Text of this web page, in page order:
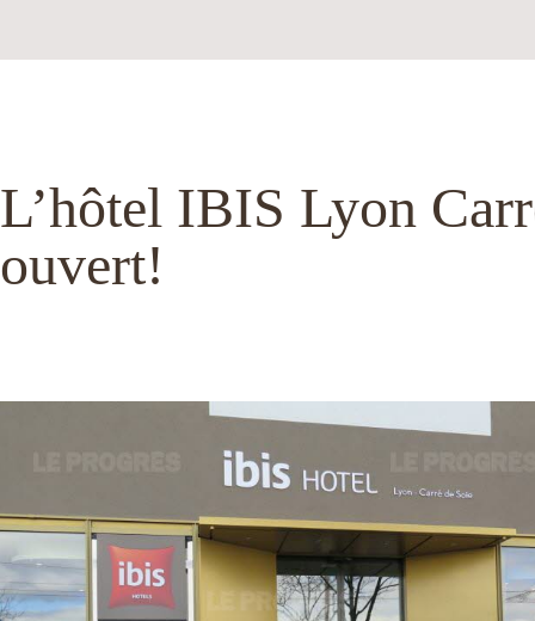
L’hôtel IBIS Lyon
ouvert!